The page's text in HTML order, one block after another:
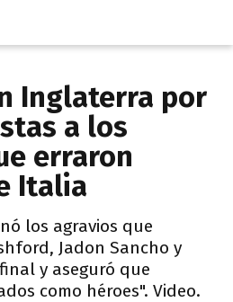
Inglaterra por
a los
erraron
Italia
los agravios que
Jadon Sancho y
y aseguró que
como héroes". Video.